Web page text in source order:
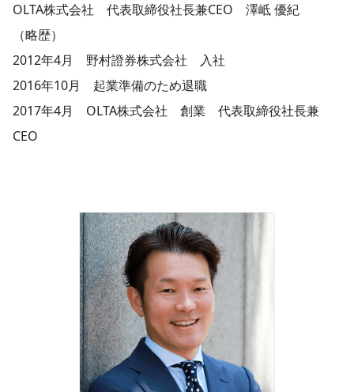
OLTA株式会社 代表取締役社長兼CEO 澤岻 優紀
（略歴）
2012年4月 野村證券株式会社 入社
2016年10月 起業準備のため退職
2017年4月 OLTA株式会社 創業 代表取締役社長兼
CEO